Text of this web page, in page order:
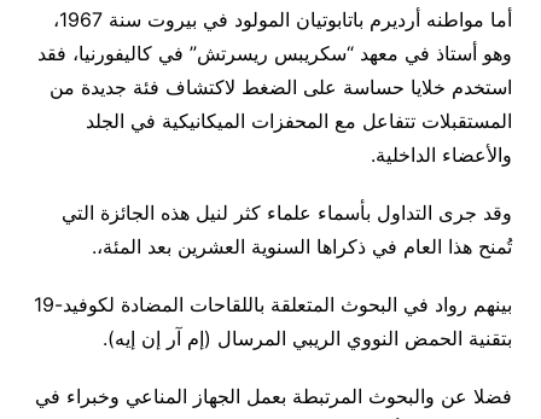
أما مواطنه أرديرم باتابوتيان المولود في بيروت سنة 1967،
وهو أستاذ في معهد “سكريبس ريسرتش” في كاليفورنيا، فقد
استخدم خلايا حساسة على الضغط لاكتشاف فئة جديدة من
المستقبلات تتفاعل مع المحفزات الميكانيكية في الجلد
والأعضاء الداخلية.
وقد جرى التداول بأسماء علماء كثر لنيل هذه الجائزة التي
تُمنح هذا العام في ذكراها السنوية العشرين بعد المئة،.
بينهم رواد في البحوث المتعلقة باللقاحات المضادة لكوفيد-19
بتقنية الحمض النووي الريبي المرسال (إم آر إن إيه).
فضلا عن والبحوث المرتبطة بعمل الجهاز المناعي وخبراء في